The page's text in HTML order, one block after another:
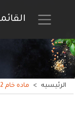
الرئيسيه > ماده خام 2